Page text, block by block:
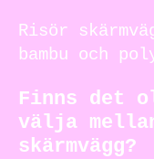
Risör
bambu och
Finns det
välja
skärmvägg?